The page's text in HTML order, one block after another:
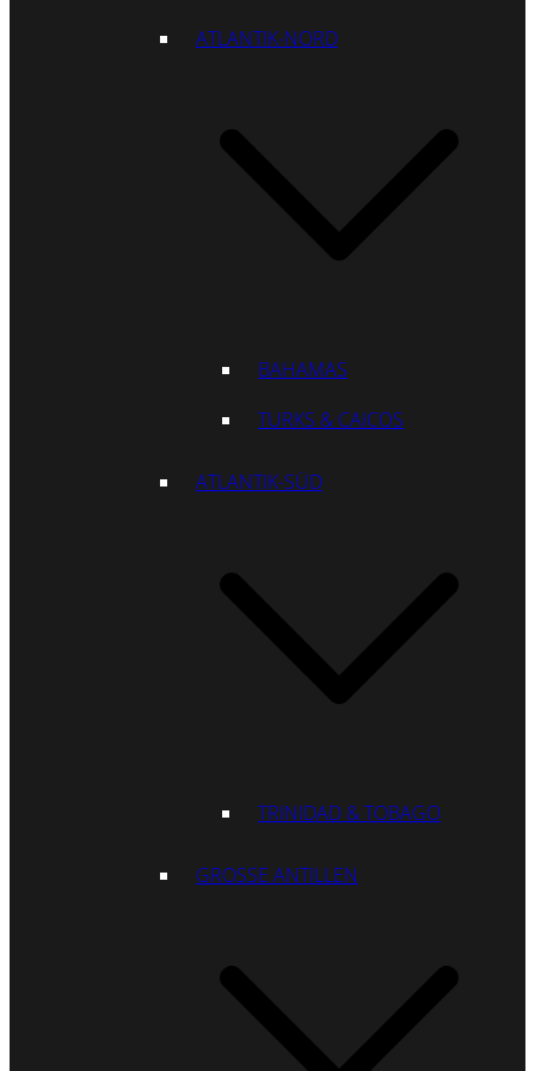
ATLANTIK-NORD
BAHAMAS
TURKS & CAICOS
ATLANTIK-SÜD
TRINIDAD & TOBAGO
GROSSE ANTILLEN